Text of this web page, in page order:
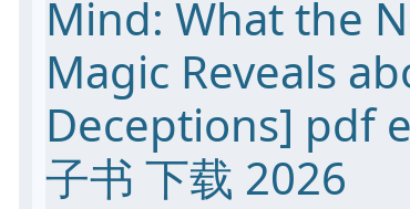
Mind: What the
Magic Reveals
Deceptions] pdf
子书 下载 2026